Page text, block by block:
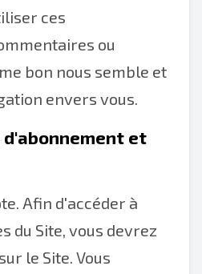
ces
ou
bon nous semble et
envers vous.
d'abonnement et
Afin d'accéder à
du Site, vous devrez
le Site. Vous